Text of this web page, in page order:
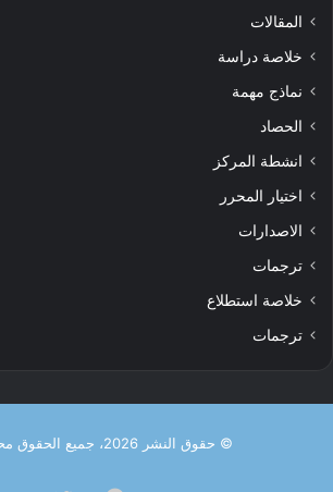
المقالات
خلاصة دراسة
نماذج مهمة
الحصاد
انشطة المركز
اختيار المحرر
الاصدارات
ترجمات
خلاصة استطلاع
ترجمات
© حقوق النشر 2026، جميع الحقوق محفوظة